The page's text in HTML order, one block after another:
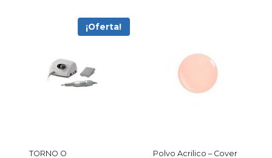
¡Oferta!
TORNO O
Polvo Acrilico – Cover